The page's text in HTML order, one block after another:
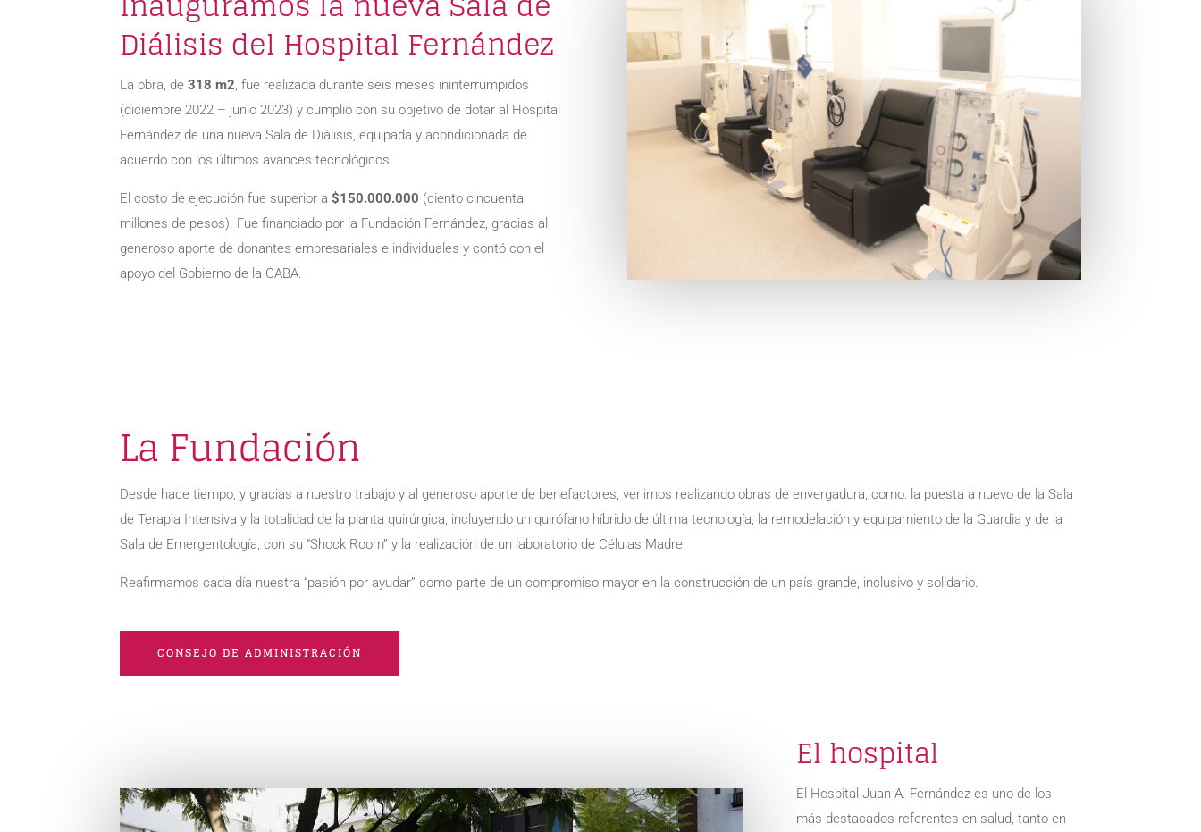
Diálisis del Hospital Fernández
La obra, de318 m2, fue realizada durante seis meses ininterrumpidos
(diciembre 2022 – junio 2023) y cumplió con su objetivo de dotar al Hospital
Fernández de una nueva Sala de Diálisis, equipada y acondicionada de
acuerdo con los últimos avances tecnológicos.
El costo de ejecución fue superior a$150.000.000 (ciento cincuenta
millones de pesos). Fue financiado por la Fundación Fernández, gracias al
generoso aporte de donantes empresariales e individuales y contó con el
apoyo del Gobierno de la CABA.
La Fundación
Desde hace tiempo, y gracias a nuestro trabajo y al generoso aporte de benefactores, venimos realizando obras de envergadura, como: la puesta a nuevo de la Sala
de Terapia Intensiva y la totalidad de la planta quirúrgica, incluyendo un quirófano híbrido de última tecnología; la remodelación y equipamiento de la Guardia y de la
Sala de Emergentología, con su “Shock Room” y la realización de un laboratorio de Células Madre.
Reafirmamos cada día nuestra “pasión por ayudar” como parte de un compromiso mayor en la construcción de un país grande, inclusivo y solidario.
CONSEJO DE ADMINISTRACIÓN
El hospital
El Hospital Juan A. Fernández es uno de los
más destacados referentes en salud, tanto en